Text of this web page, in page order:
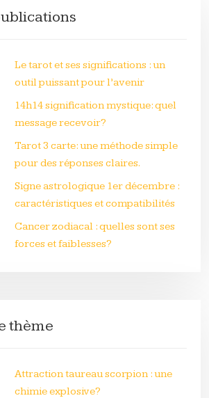
Le tarot et ses significations : un
outil puissant pour l’avenir
14h14 signification mystique: quel
message recevoir?
Tarot 3 carte: une méthode simple
pour des réponses claires.
Signe astrologique 1er décembre :
caractéristiques et compatibilités
Cancer zodiacal : quelles sont ses
forces et faiblesses?
thème
Attraction taureau scorpion : une
chimie explosive?